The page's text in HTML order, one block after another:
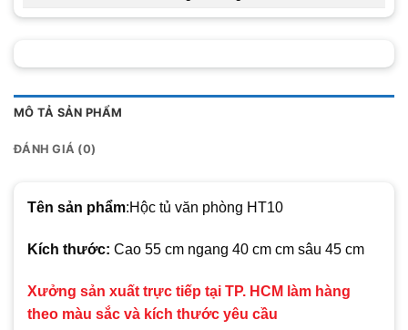
MÔ TẢ SẢN PHẨM
ĐÁNH GIÁ (0)
Tên sản phẩm:Hộc tủ văn phòng HT10
Kích thước: Cao 55 cm ngang 40 cm cm sâu 45 cm
Xưởng sản xuất trực tiếp tại TP. HCM làm hàng
theo màu sắc và kích thước yêu cầu